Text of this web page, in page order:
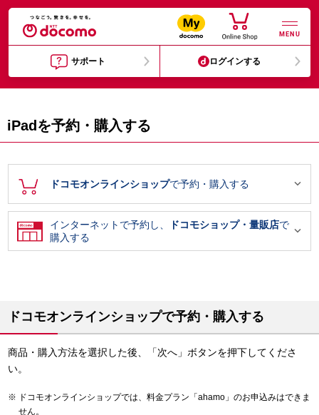
MENU
サポート ログインする
iPadを予約・購入する
ドコモオンラインショップで予約・購入する 
インターネットで予約し、 ドコモショップ・量販店で
購入する

ドコモオンラインショップで予約・購入する
商品・購入方法を選択した後、「次へ」ボタンを押下してくださ
い。
ドコモオンラインショップでは、料金プラン「ahamo」のお申込みはできま
せん。